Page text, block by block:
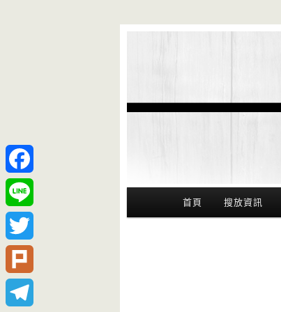
Main Menu
首頁 搜放資訊
Facebook
Line
Twitter
Plurk